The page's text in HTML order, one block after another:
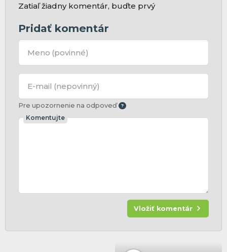
Zatiaľ žiadny komentár, buďte prvý
Pridať komentár
Meno (povinné)
E-mail (nepovinný)
Pre upozornenie na odpoveď
Komentujte
Vložiť komentár